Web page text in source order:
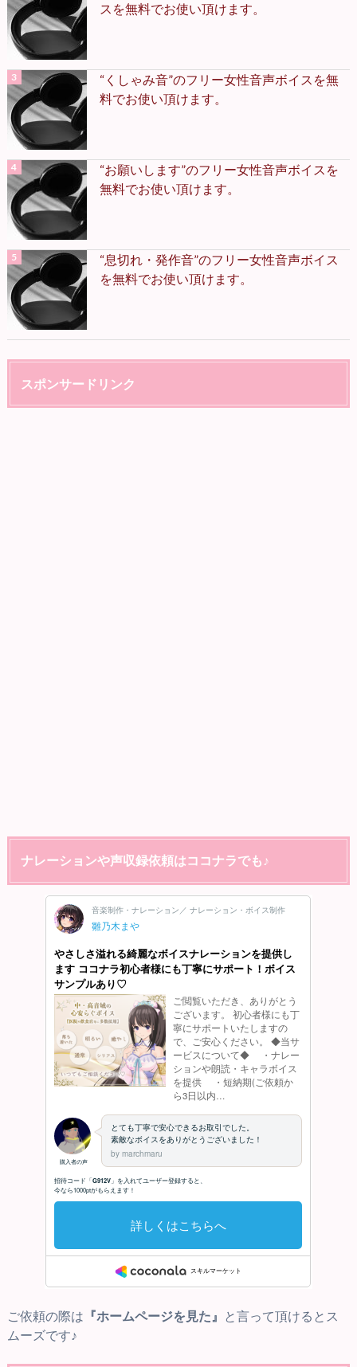
スを無料でお使い頂けます。
“くしゃみ音”のフリー女性音声ボイスを無
料でお使い頂けます。
“お願いします”のフリー女性音声ボイスを
無料でお使い頂けます。
“息切れ・発作音”のフリー女性音声ボイス
を無料でお使い頂けます。
スポンサードリンク
ナレーションや声収録依頼はココナラでも♪
ご依頼の際は 『ホームページを見た』
と言って頂けるとス
ムーズです♪